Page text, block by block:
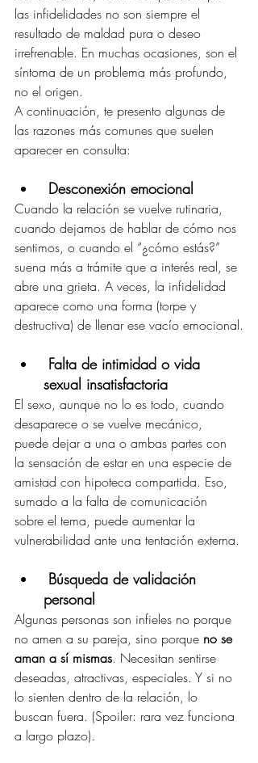
las infidelidades no son siempre el
resultado de maldad pura o deseo
irrefrenable. En muchas ocasiones, son el
síntoma de un problema más profundo,
no el origen.
A continuación, te presento algunas de
las razones más comunes que suelen
aparecer en consulta:
Desconexión emocional
Cuando la relación se vuelve rutinaria,
cuando dejamos de hablar de cómo nos
sentimos, o cuando el “¿cómo estás?”
suena más a trámite que a interés real, se
abre una grieta. A veces, la infidelidad
aparece como una forma (torpe y
destructiva) de llenar ese vacío emocional.
Falta de intimidad o vida
sexual insatisfactoria
El sexo, aunque no lo es todo, cuando
desaparece o se vuelve mecánico,
puede dejar a una o ambas partes con
la sensación de estar en una especie de
amistad con hipoteca compartida. Eso,
sumado a la falta de comunicación
sobre el tema, puede aumentar la
vulnerabilidad ante una tentación externa.
Búsqueda de validación
personal
Algunas personas son infieles no porque
no amen a su pareja, sino porque no se
aman a sí mismas. Necesitan sentirse
deseadas, atractivas, especiales. Y si no
lo sienten dentro de la relación, lo
buscan fuera. (Spoiler: rara vez funciona
a largo plazo).